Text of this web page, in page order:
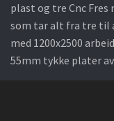
plast og tre Cnc Fres
som tar alt fra tre til
med 1200x2500
55mm tykke plater